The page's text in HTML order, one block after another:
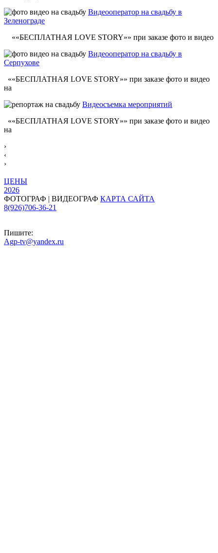
Видеооператор на свадьбу в
Зеленограде
««БЕСПЛАТНАЯ LOVE STORY»» при заказе фото и видео
Видеооператор на свадьбу в
Серпухове
««БЕСПЛАТНАЯ LOVE STORY»» при заказе фото и видео
на
Видеосъемка мероприятий
««БЕСПЛАТНАЯ LOVE STORY»» при заказе фото и видео
на
›
‹
›
ЦЕНЫ
2026
ФОТОГРАФ | ВИДЕОГРАФ КАРТА САЙТА
8(926)706-36-21
Пишите:
Agp-tv@yandex.ru